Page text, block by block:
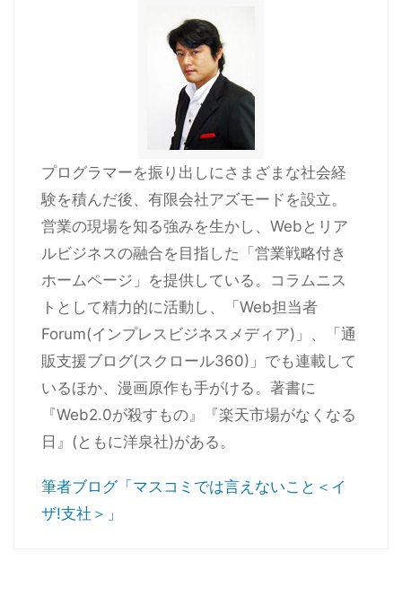
プログラマーを振り出しにさまざまな社会経
験を積んだ後、有限会社アズモードを設立。
営業の現場を知る強みを生かし、Webとリア
ルビジネスの融合を目指した「営業戦略付き
ホームページ」を提供している。コラムニス
トとして精力的に活動し、「Web担当者
Forum(インプレスビジネスメディア)」、「通
販支援ブログ(スクロール360)」でも連載して
いるほか、漫画原作も手がける。著書に
『Web2.0が殺すもの』『楽天市場がなくなる
日』(ともに洋泉社)がある。
筆者ブログ「マスコミでは言えないこと＜イ
ザ!支社＞」